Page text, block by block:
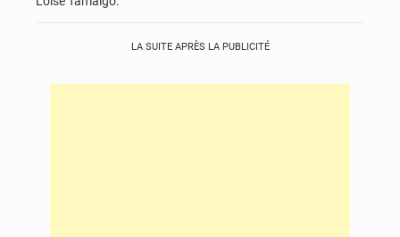
LA SUITE APRÈS LA PUBLICITÉ